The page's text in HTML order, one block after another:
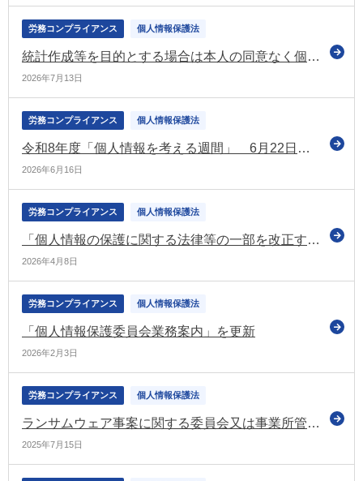
労務コンプライアンス 個人情報保護法
統計作成等を目的とする場合は本人の同意なく個人データの第三者提供を可能とすることなどを盛り込んだ個人情報保護法等の改正法が成立
2026年7月13日
労務コンプライアンス 個人情報保護法
令和8年度「個人情報を考える週間」 6月22日から28日まで（個人情報保護委員会）
2026年6月16日
労務コンプライアンス 個人情報保護法
「個人情報の保護に関する法律等の一部を改正する法律案」を閣議決定 国会に提出（個人情報保護委員会）
2026年4月8日
労務コンプライアンス 個人情報保護法
「個人情報保護委員会業務案内」を更新
2026年2月3日
労務コンプライアンス 個人情報保護法
ランサムウェア事案に関する委員会又は事業所管大臣への漏えい等報告の見直しを盛り込んだ規則等の改正案について意見募集（パブコメ）
2025年7月15日